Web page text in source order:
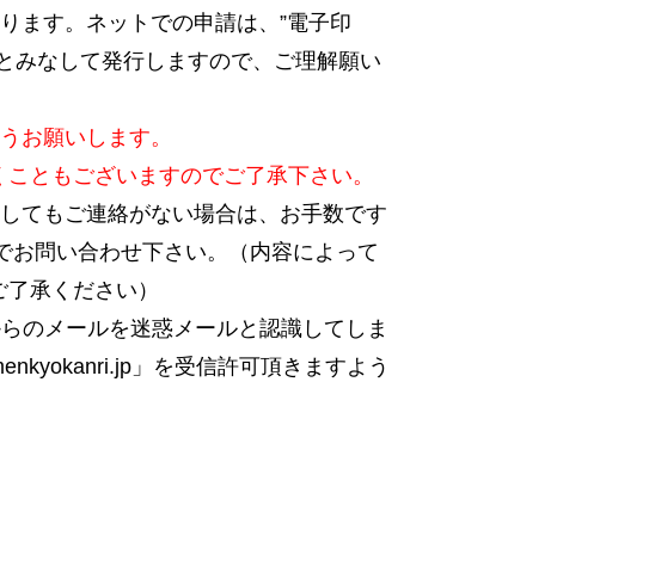
ます。ネットでの申請は、”電子印
みなして発行しますので、ご理解願い
お願いします。
ともございますのでご了承下さい。
てもご連絡がない場合は、お手数です
問い合わせ下さい。（内容によって
承ください）
のメールを迷惑メールと認識してしま
」を受信許可頂きますよう